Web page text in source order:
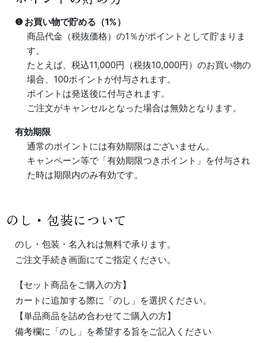
❶ お買い物で貯める（1%）
商品代金（税抜価格）の1％がポイントとして貯まりま
す。
たとえば、税込11,000円（税抜10,000円）のお買い物の
場合、100ポイントが付与されます。
ポイントは発送後に付与されます。
ご注文がキャンセルとなった場合は無効となります。
有効期限
通常のポイントには有効期限はございません。
キャンペーン等で「有効期限つきポイント」を付与され
た時は期限内のみ有効です。
のし・包装について
のし・包装・名入れは無料で承ります。
ご注文手続き画面にてご指定ください。
【セット商品をご購入の方】
カートに追加する際に「のし」を選択ください。
【単品商品を詰め合わせてご購入の方】
備考欄に「のし」を希望する旨をご記入ください